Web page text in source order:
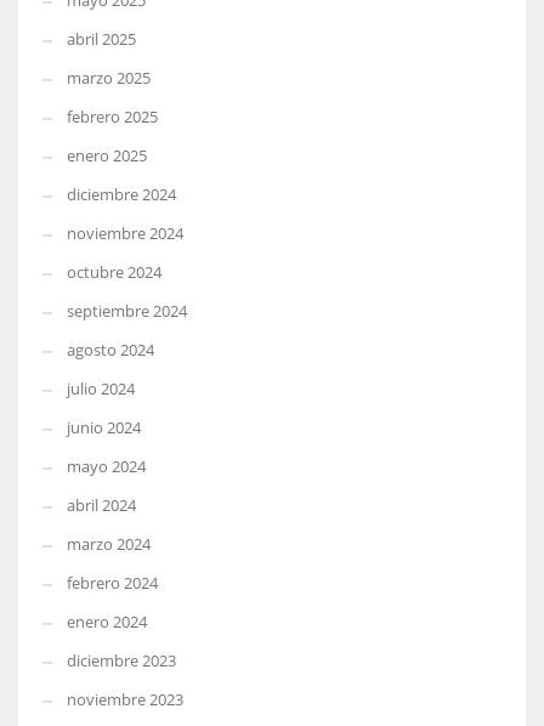
abril 2025
marzo 2025
febrero 2025
enero 2025
diciembre 2024
noviembre 2024
octubre 2024
septiembre 2024
agosto 2024
julio 2024
junio 2024
mayo 2024
abril 2024
marzo 2024
febrero 2024
enero 2024
diciembre 2023
noviembre 2023